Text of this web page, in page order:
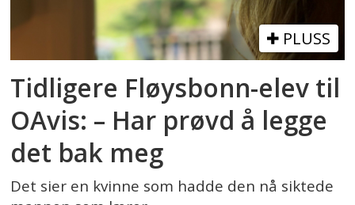
PLUSS
Tidligere Fløysbonn-elev til
OAvis: – Har prøvd å legge
det bak meg
Det sier en kvinne som hadde den nå siktede